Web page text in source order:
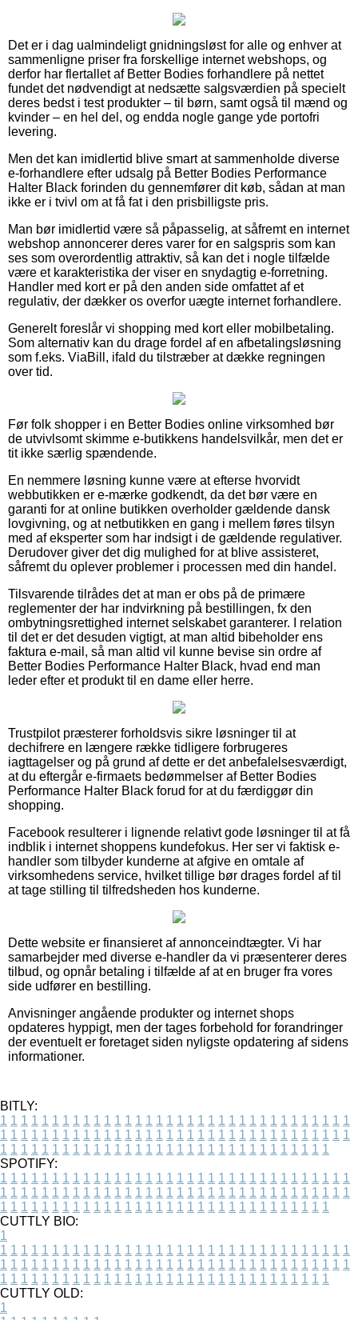
Det er i dag ualmindeligt gnidningsløst for alle og enhver at
sammenligne priser fra forskellige internet webshops, og
derfor har flertallet af Better Bodies forhandlere på nettet
fundet det nødvendigt at nedsætte salgsværdien på specielt
deres bedst i test produkter – til børn, samt også til mænd og
kvinder – en hel del, og endda nogle gange yde portofri
levering.
Men det kan imidlertid blive smart at sammenholde diverse
e-forhandlere efter udsalg på Better Bodies Performance
Halter Black forinden du gennemfører dit køb, sådan at man
ikke er i tvivl om at få fat i den prisbilligste pris.
Man bør imidlertid være så påpasselig, at såfremt en internet
webshop annoncerer deres varer for en salgspris som kan
ses som overordentlig attraktiv, så kan det i nogle tilfælde
være et karakteristika der viser en snydagtig e-forretning.
Handler med kort er på den anden side omfattet af et
regulativ, der dækker os overfor uægte internet forhandlere.
Generelt foreslår vi shopping med kort eller mobilbetaling.
Som alternativ kan du drage fordel af en afbetalingsløsning
som f.eks. ViaBill, ifald du tilstræber at dække regningen
over tid.
Før folk shopper i en Better Bodies online virksomhed bør
de utvivlsomt skimme e-butikkens handelsvilkår, men det er
tit ikke særlig spændende.
En nemmere løsning kunne være at efterse hvorvidt
webbutikken er e-mærke godkendt, da det bør være en
garanti for at online butikken overholder gældende dansk
lovgivning, og at netbutikken en gang i mellem føres tilsyn
med af eksperter som har indsigt i de gældende regulativer.
Derudover giver det dig mulighed for at blive assisteret,
såfremt du oplever problemer i processen med din handel.
Tilsvarende tilrådes det at man er obs på de primære
reglementer der har indvirkning på bestillingen, fx den
ombytningsrettighed internet selskabet garanterer. I relation
til det er det desuden vigtigt, at man altid bibeholder ens
faktura e-mail, så man altid vil kunne bevise sin ordre af
Better Bodies Performance Halter Black, hvad end man
leder efter et produkt til en dame eller herre.
Trustpilot præsterer forholdsvis sikre løsninger til at
dechifrere en længere række tidligere forbrugeres
iagttagelser og på grund af dette er det anbefalelsesværdigt,
at du eftergår e-firmaets bedømmelser af Better Bodies
Performance Halter Black forud for at du færdiggør din
shopping.
Facebook resulterer i lignende relativt gode løsninger til at få
indblik i internet shoppens kundefokus. Her ser vi faktisk e-
handler som tilbyder kunderne at afgive en omtale af
virksomhedens service, hvilket tillige bør drages fordel af til
at tage stilling til tilfredsheden hos kunderne.
Dette website er finansieret af annonceindtægter. Vi har
samarbejder med diverse e-handler da vi præsenterer deres
tilbud, og opnår betaling i tilfælde af at en bruger fra vores
side udfører en bestilling.
Anvisninger angående produkter og internet shops
opdateres hyppigt, men der tages forbehold for forandringer
der eventuelt er foretaget siden nyligste opdatering af sidens
informationer.
BITLY:
1 1 1 1 1 1 1 1 1 1 1 1 1 1 1 1 1 1 1 1 1 1 1 1 1 1 1 1 1 1 1 1 1 1
1 1 1 1 1 1 1 1 1 1 1 1 1 1 1 1 1 1 1 1 1 1 1 1 1 1 1 1 1 1 1 1 1 1
1 1 1 1 1 1 1 1 1 1 1 1 1 1 1 1 1 1 1 1 1 1 1 1 1 1 1 1 1 1 1 1
SPOTIFY:
1 1 1 1 1 1 1 1 1 1 1 1 1 1 1 1 1 1 1 1 1 1 1 1 1 1 1 1 1 1 1 1 1 1
1 1 1 1 1 1 1 1 1 1 1 1 1 1 1 1 1 1 1 1 1 1 1 1 1 1 1 1 1 1 1 1 1 1
1 1 1 1 1 1 1 1 1 1 1 1 1 1 1 1 1 1 1 1 1 1 1 1 1 1 1 1 1 1 1 1
CUTTLY BIO:
1
1 1 1 1 1 1 1 1 1 1 1 1 1 1 1 1 1 1 1 1 1 1 1 1 1 1 1 1 1 1 1 1 1 1
1 1 1 1 1 1 1 1 1 1 1 1 1 1 1 1 1 1 1 1 1 1 1 1 1 1 1 1 1 1 1 1 1 1
1 1 1 1 1 1 1 1 1 1 1 1 1 1 1 1 1 1 1 1 1 1 1 1 1 1 1 1 1 1 1 1
CUTTLY OLD:
1